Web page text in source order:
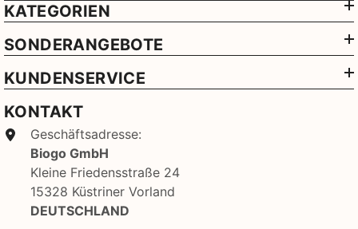
KATEGORIEN
SONDERANGEBOTE
KUNDENSERVICE
KONTAKT
Geschäftsadresse:
Biogo GmbH
Kleine Friedensstraße 24
15328 Küstriner Vorland
DEUTSCHLAND